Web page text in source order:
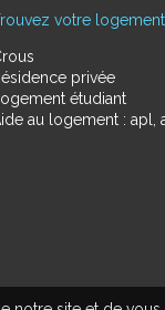
votre
privée
étudiant
au logement : apl,